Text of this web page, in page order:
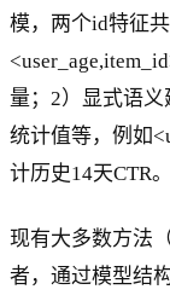
模，两个id特征
量；2）显式语
统计值等，例如
计历史14天CTR。
现有大多数方法
者，通过模型结